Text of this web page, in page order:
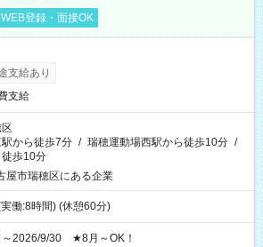
WEB登録・面接OK
支給あり
支給
から徒歩7分 / 瑞穂運動場西駅から徒歩10分 /
歩10分
屋市瑞穂区にある企業
働:8時間) (休憩60分)
～2026/9/30 ★8月～OK！